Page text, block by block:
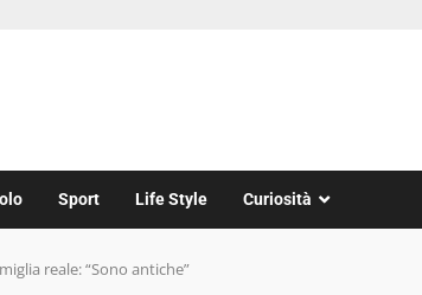
Sport Life Style Curiosità
reale: “Sono antiche”